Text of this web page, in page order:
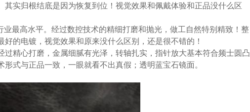
其实归根结底是因为恢复到位！视觉效果和佩戴体验和正品没什么区
最高水平。经过数控技术的精细打磨和抛光，做工自然特别精致！整
的电镀，视觉效果和原来没什么区别，还是很不错的！
过精心打磨，金属细腻有光泽，转轴扎实，指针放大基本符合频士圆凸
式与正品一致，一眼就看不出真假；透明蓝宝石镜面。